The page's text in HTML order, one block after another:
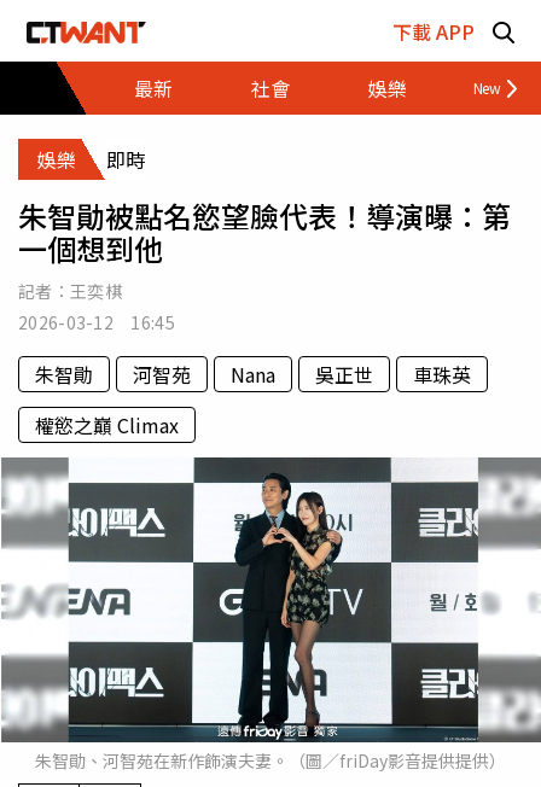
下載 APP
最新
社會 娛樂 財經
娛樂 即時
朱智勛被點名慾望臉代表！導演曝：第
一個想到他
記者： 王奕棋
2026-03-12 16:45
朱智勛 河智苑 Nana 吳正世
車珠英
權慾之巔 Climax
朱智勛、河智苑在新作飾演夫妻。（圖／friDay影音提供提供）